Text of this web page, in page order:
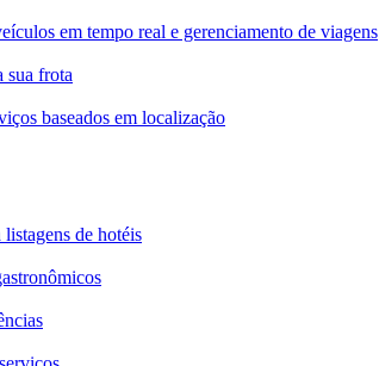
em tempo real e gerenciamento de viagens
sua frota
baseados em localização
de hotéis